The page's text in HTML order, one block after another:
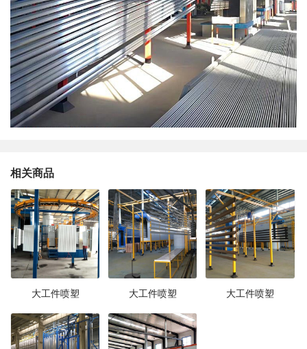
相关商品
大工件喷塑 大工件喷塑 大工件喷塑